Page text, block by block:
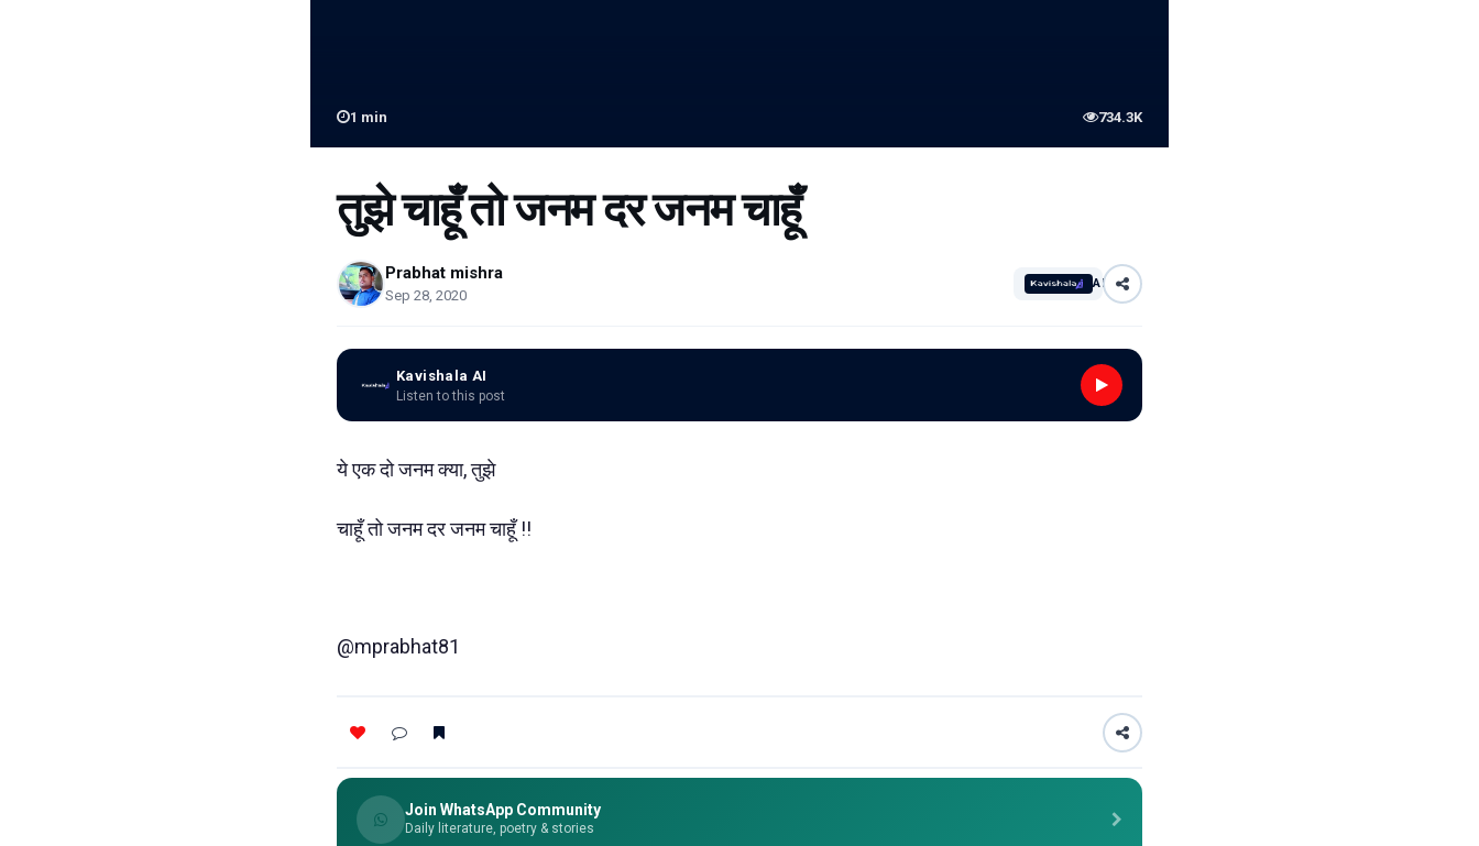
1 min 734.3K
तुझे चाहूँ तो जनम दर जनम चाहूँ
Prabhat mishra
Sep 28, 2020
AI
Kavishala AI
Listen to this post
ये एक दो जनम क्या, तुझे
चाहूँ तो जनम दर जनम चाहूँ !!
@mprabhat81
Join WhatsApp Community
Daily literature, poetry & stories